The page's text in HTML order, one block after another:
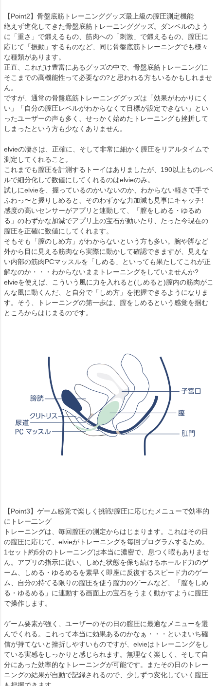
【Point2】骨盤底筋トレーニンググッズ最上級の膣圧測定機能
絶えず進化してきた骨盤底筋トレーニンググッズ。ダンベルのよう
に「重さ」で鍛えるもの、筋肉への「刺激」で鍛えるもの、膣圧に
応じて「振動」するものなど、同じ骨盤底筋トレーニングでも様々
な種類があります。
正直、これだけ豊富にあるグッズの中で、骨盤底筋トレーニングに
そこまでの高機能性って必要なの?と思われる方もいるかもしれませ
ん。
ですが、通常の骨盤底筋トレーニンググッズは「効果がわかりにく
い」「自分の膣圧レベルがわからなくて目標が設定できない」とい
ったユーザーの声も多く、せっかく始めたトレーニングも挫折して
しまったという方も少なくありません。
elvieの凄さは、正確に、そして非常に細かく膣圧をリアルタイムで
測定してくれること。
これまでも膣圧を計測するトーイはありましたが、190以上ものレベ
ルで細分化して数値にしてくれるのはelvieのみ。
試しにelvieを、握っているのかいないのか、わからない軽さで手で
ふわっ〜と握りしめると、そのわずかな力加減も見事にキャッチ!
感度の高いセンサーがアプリと連動して、「膣をしめる・ゆるめ
る」のわずかな加減でアプリ上の宝石が動いたり、たった今現在の
膣圧を正確に数値にしてくれます。
そもそも「膣のしめ方」がわからないという方も多い。腕や脚など
外から目に見える筋肉なら実際に動かして確認できますが、見えな
い内部の筋肉PCマッスルを「しめる」といっても果たしてこれが正
解なのか・・・わからないままトレーニングをしていませんか?
elvieを使えば、こういう風に力を入れると(しめると)膣内の筋肉がこ
んな風に動くんだ、と自分で「しめ方」を把握できるようになりま
す。そう、トレーニングの第一歩は、膣をしめるという感覚を掴む
ところからはじまるのです。
【Point3】ゲーム感覚で楽しく挑戦!膣圧に応じたメニューで効率的
にトレー二ング
トレーニングは、毎回膣圧の測定からはじまります。これはその日
の膣圧に応じて、elvieがトレーニングを毎回プログラムするため。
1セット約5分のトレーニングは本当に濃密で、息つく暇もありませ
ん。アプリの指示に従い、しめた状態を保ち続けるホールド力のゲ
ーム、しめる・ゆるめるを素早く即座に反復するスピード力のゲー
ム、自分の持てる限りの膣圧を使う膣力のゲームなど、「膣をしめ
る・ゆるめる」に連動する画面上の宝石をうまく動かすように膣圧
で操作します。
ゲーム要素が強く、ユーザーのその日の膣圧に最適なメニューを選
んでくれる。これって本当に効果あるのかなぁ・・・といまいち確
信が持てないと挫折しやすいものですが、elvieはトレーニングをし
ている実感をしっかりと感じられます。無理なく楽しく、そして自
分にあった効率的なトレーニングが可能です。またその日のトレー
ニングの結果が自動で記録されるので、少しずつ変化していく膣圧